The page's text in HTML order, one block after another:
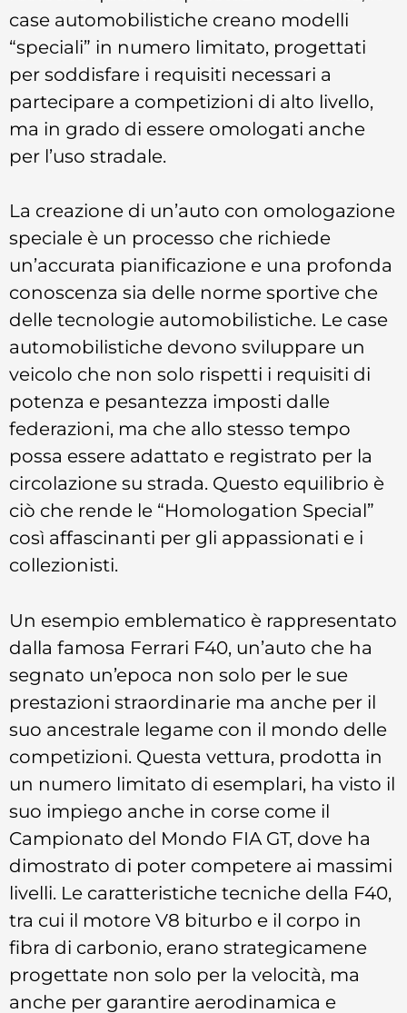
case automobilistiche creano modelli
“speciali” in numero limitato, progettati
per soddisfare i requisiti necessari a
partecipare a competizioni di alto livello,
ma in grado di essere omologati anche
per l’uso stradale.
La creazione di un’auto con omologazione
speciale è un processo che richiede
un’accurata pianificazione e una profonda
conoscenza sia delle norme sportive che
delle tecnologie automobilistiche. Le case
automobilistiche devono sviluppare un
veicolo che non solo rispetti i requisiti di
potenza e pesantezza imposti dalle
federazioni, ma che allo stesso tempo
possa essere adattato e registrato per la
circolazione su strada. Questo equilibrio è
ciò che rende le “Homologation Special”
così affascinanti per gli appassionati e i
collezionisti.
Un esempio emblematico è rappresentato
dalla famosa Ferrari F40, un’auto che ha
segnato un’epoca non solo per le sue
prestazioni straordinarie ma anche per il
suo ancestrale legame con il mondo delle
competizioni. Questa vettura, prodotta in
un numero limitato di esemplari, ha visto il
suo impiego anche in corse come il
Campionato del Mondo FIA GT, dove ha
dimostrato di poter competere ai massimi
livelli. Le caratteristiche tecniche della F40,
tra cui il motore V8 biturbo e il corpo in
fibra di carbonio, erano strategicamene
progettate non solo per la velocità, ma
anche per garantire aerodinamica e